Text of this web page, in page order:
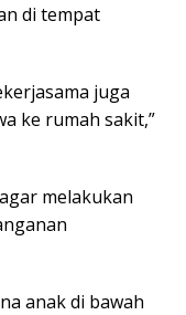
di tempat
juga
ke rumah sakit,”
melakukan
anak di bawah